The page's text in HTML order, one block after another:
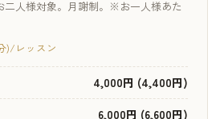
二人様対象。月謝制。※お一人様あた
)/レッスン
4,000円 (4,400円)
6,000円 (6,600円)